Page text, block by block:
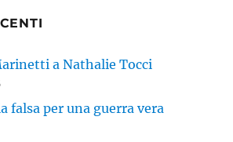
a Nathalie Tocci
falsa per una guerra vera